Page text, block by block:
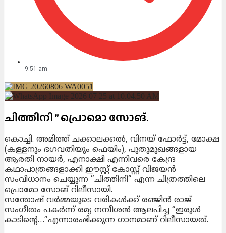
9:51 am
ചിത്തിനി ” പ്രൊമൊ സോങ്.
കൊച്ചി. അമിത്ത് ചക്കാലക്കൽ, വിനയ് ഫോർട്ട്, മോക്ഷ
(കള്ളനും ഭഗവതിയും ഫെയിം), പുതുമുഖങ്ങളായ
ആരതി നായർ, എനാക്ഷി എന്നിവരെ കേന്ദ്ര
കഥാപാത്രങ്ങളാക്കി ഈസ്റ്റ് കോസ്റ്റ് വിജയൻ
സംവിധാനം ചെയ്യുന്ന ”ചിത്തിനി” എന്ന ചിത്രത്തിലെ
പ്രൊമോ സോങ് റിലീസായി.
സന്തോഷ് വർമ്മയുടെ വരികൾക്ക് രഞ്ജിൻ രാജ്
സംഗീതം പകർന്ന് രമ്യ നമ്പീശൻ ആലപിച്ച “ഇരുൾ
കാടിന്റെ…”എന്നാരംഭിക്കുന്ന ഗാനമാണ് റിലീസായത്.